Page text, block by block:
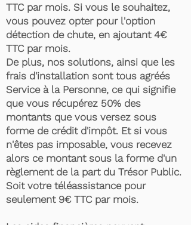
TTC par mois. Si vous le souhaitez,
vous pouvez opter pour l'option
détection de chute, en ajoutant 4€
TTC par mois.
De plus, nos solutions, ainsi que les
frais d'installation sont tous agréés
Service à la Personne, ce qui signifie
que vous récupérez 50% des
montants que vous versez sous
forme de crédit d'impôt. Et si vous
n'êtes pas imposable, vous recevez
alors ce montant sous la forme d'un
règlement de la part du Trésor Public.
Soit votre téléassistance pour
seulement 9€ TTC par mois.